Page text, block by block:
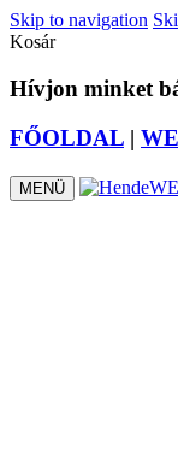
Skip to navigation
Kosár
Hívjon minket
FŐOLDAL |
MENÜ